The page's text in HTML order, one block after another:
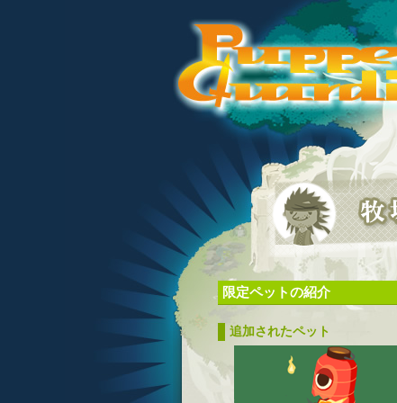
限定ペットの紹介
追加されたペット